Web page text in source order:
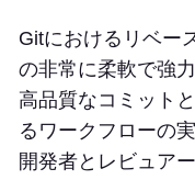
Gitにおけるリベー
の非常に柔軟で強
高品質なコミット
るワークフローの
開発者とレビュア